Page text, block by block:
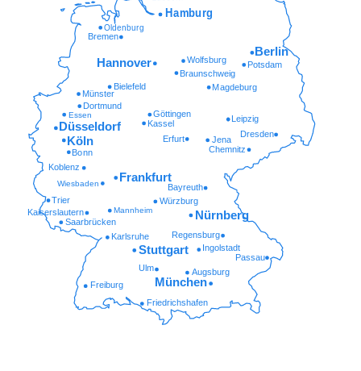
Friedrichshafen
Freiburg
Augsburg
Ulm
Passau
Ingolstadt
Regensburg
Karlsruhe
Saarbrücken
Kaiserslautern Mannheim
Würzburg
Trier
Wiesbaden Bayreuth
Koblenz
Chemnitz
Bonn
Erfurt Jena
Dresden
Kassel
Göttingen
Essen
Dortmund
Münster
Magdeburg
Bielefeld
Braunschweig
Potsdam
Wolfsburg
Oldenburg
München
Stuttgart
Nürnberg
Frankfurt
Köln
Düsseldorf
Leipzig
Hannover
Berlin
Bremen
Hamburg